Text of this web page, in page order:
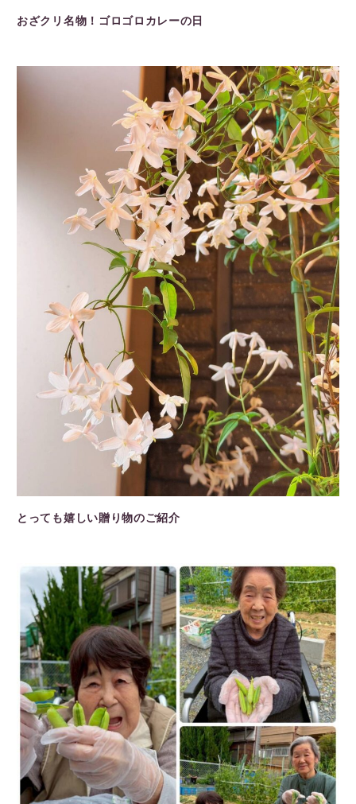
おざクリ名物！ゴロゴロカレーの日
とっても嬉しい贈り物のご紹介